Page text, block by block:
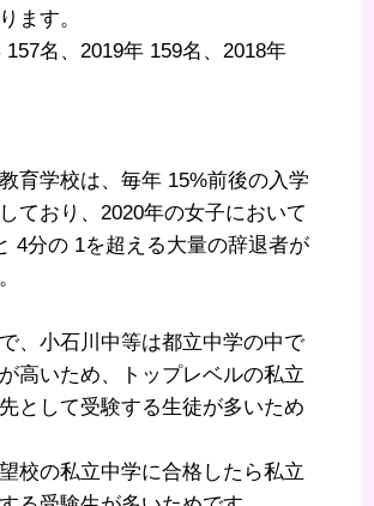
ます。
名、2019年 159名、2018年
育学校は、毎年 15%前後の入学
ており、2020年の女子において
4分の 1を超える大量の辞退者が
、小石川中等は都立中学の中で
高いため、トップレベルの私立
として受験する生徒が多いため
校の私立中学に合格したら私立